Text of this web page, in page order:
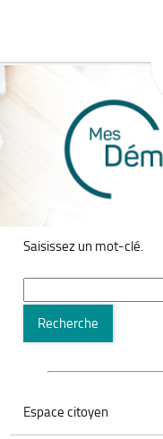
Saisissez un mot-clé.
Recherche
Espace citoyen